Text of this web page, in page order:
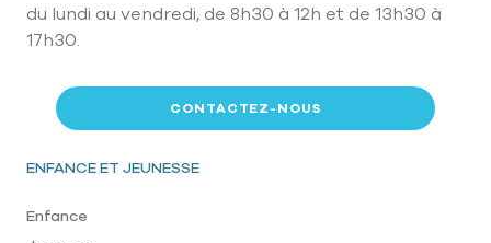
du lundi au vendredi, de 8h30 à 12h et de 13h30 à
17h30.
CONTACTEZ-NOUS
Pied de page
ENFANCE ET JEUNESSE
Enfance